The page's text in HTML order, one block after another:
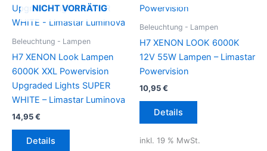
NICHT VORRÄTIG
Beleuchtung - Lampen
H7 XENON Look Lampen
6000K XXL Powervision
Upgraded Lights SUPER
WHITE – Limastar Luminova
14,95€
Details
Beleuchtung - Lampen
H7 XENON LOOK 6000K
12V 55W Lampen – Limastar
Powervision
10,95€
Details
inkl. 19 % MwSt.